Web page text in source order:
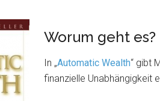
Worum geht es?
In „Automatic Wealth“ gibt
finanzielle Unabhängigkeit